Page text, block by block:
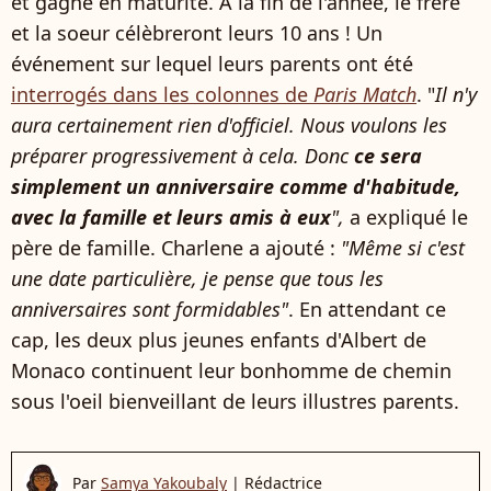
et la soeur célèbreront leurs 10 ans ! Un
événement sur lequel leurs parents ont été
interrogés dans les colonnes de Paris Match. "Il n'y
aura certainement rien d'officiel. Nous voulons les
préparer progressivement à cela. Doncce sera
simplement un anniversaire comme d'habitude,
avec la famille et leurs amis à eux", a expliqué le
père de famille. Charlene a ajouté : "Même si c'est
une date particulière, je pense que tous les
anniversaires sont formidables". En attendant ce
cap, les deux plus jeunes enfants d'Albert de
Monaco continuent leur bonhomme de chemin
sous l'oeil bienveillant de leurs illustres parents.
Par Samya Yakoubaly | Rédactrice